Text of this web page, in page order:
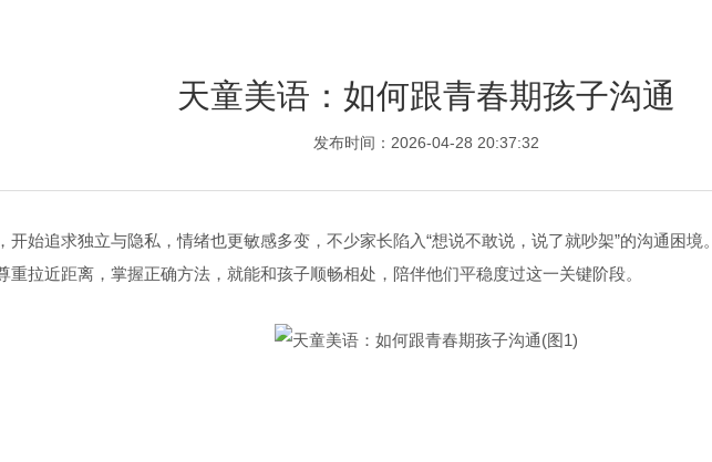
天童美语：如何跟青春期孩子沟通
发布时间：2026-04-28 20:37:32
始追求独立与隐私，情绪也更敏感多变，不少家长陷入“想说不敢说，说了就吵架”的沟通困境。
拉近距离，掌握正确方法，就能和孩子顺畅相处，陪伴他们平稳度过这一关键阶段。